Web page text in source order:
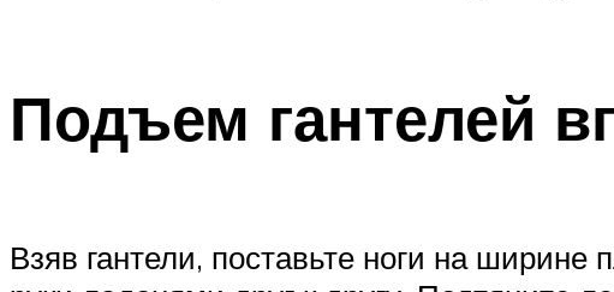
Подъем гантелей
Взяв гантели, поставьте ноги на ширине